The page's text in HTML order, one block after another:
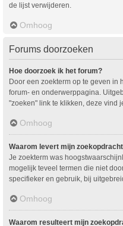
de lijst verwijderen.
Omhoog
Forums doorzoeken
Hoe doorzoek ik het forum?
Door een zoekterm op te geven in
forum- en onderwerppagina.
"zoeken" link te klikken, deze vind
Omhoog
Waarom levert mijn
Je zoekterm was
mogelijk teveel termen die niet
specifieker en gebruik, bij
Omhoog
Waarom resulteert mijn